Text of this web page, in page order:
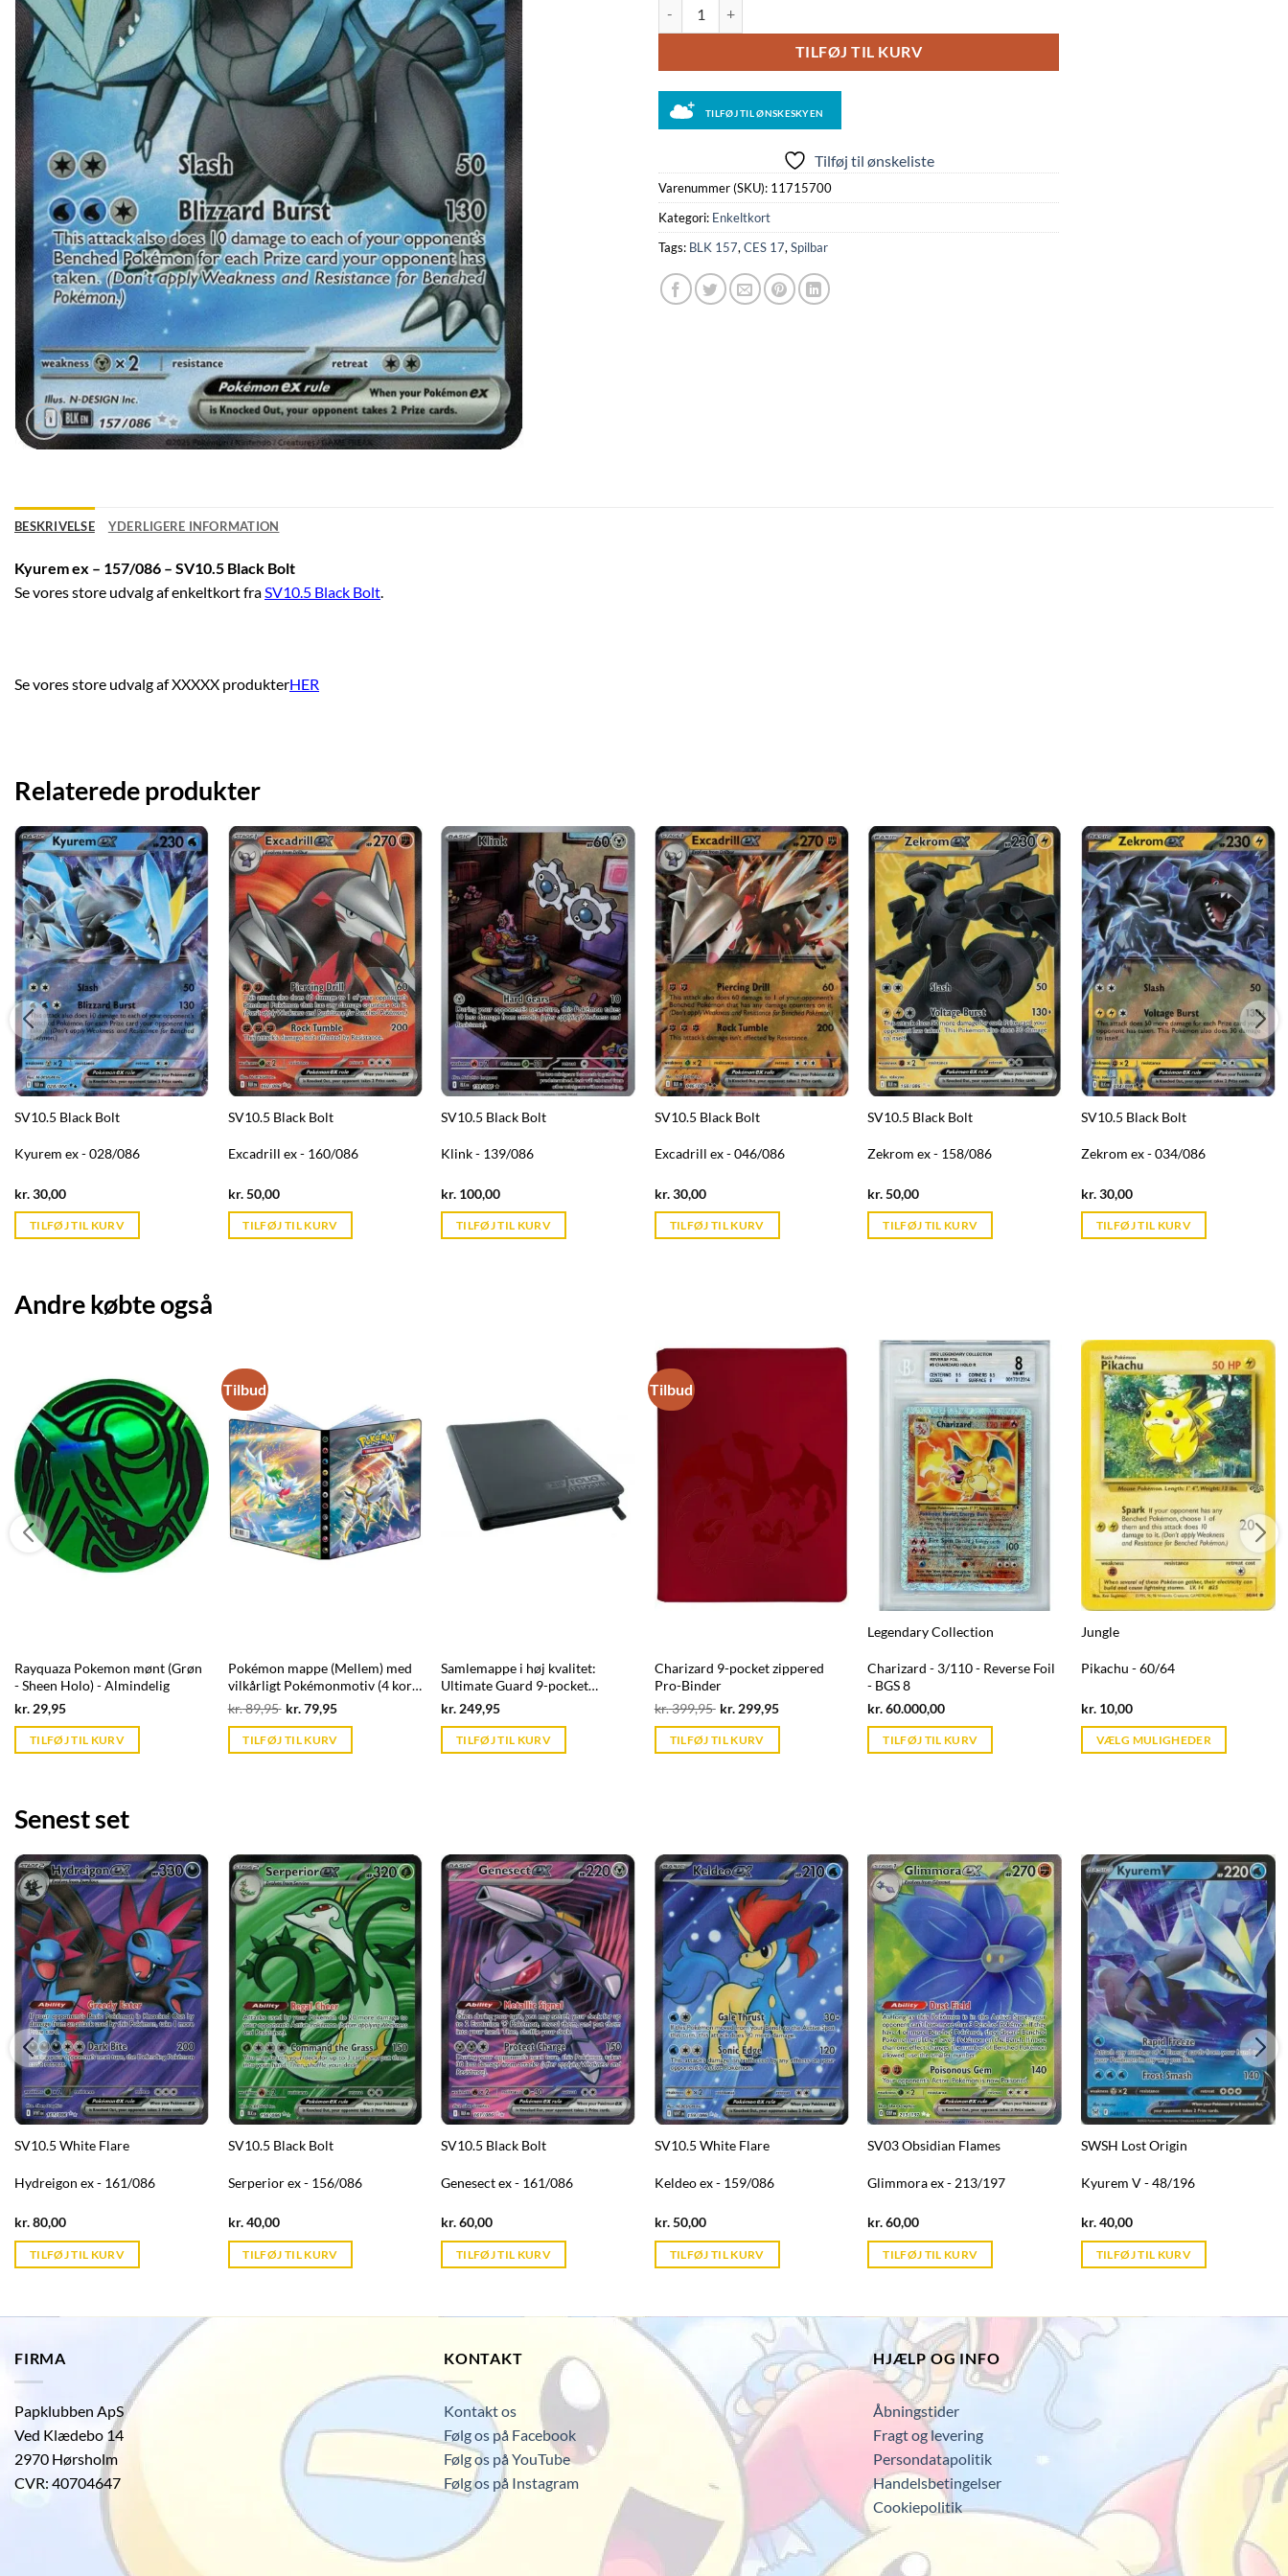
TILFØJ TIL KURV
TILFØJ TIL ØNSKESKYEN
Tilføj til ønskeliste
Varenummer (SKU): 11715700
Kategori: Enkeltkort
Tags: BLK 157, CES 17, Spilbar
BESKRIVELSE YDERLIGERE INFORMATION
Kyurem ex – 157/086 – SV10.5 Black Bolt
Se vores store udvalg af enkeltkort fraSV10.5 Black Bolt.
Se vores store udvalg af XXXXX produkterHER
Relaterede produkter
SV10.5 Black Bolt
Kyurem ex - 028/086
kr.30,00Current
is:
kr. 39,95.
TILFØJ TIL KURV
SV10.5 Black Bolt
Excadrill ex - 160/086
kr.50,00Current
is:
kr. 39,95.
TILFØJ TIL KURV
SV10.5 Black Bolt
Klink - 139/086
kr. 100,00Current
is:
kr. 39,95.
TILFØJ TIL KURV
SV10.5 Black Bolt
Excadrill ex - 046/086
kr.30,00Current
is:
kr. 39,95.
TILFØJ TIL KURV
SV10.5 Black Bolt
Zekrom ex - 158/086
kr.50,00Current
is:
kr. 39,95.
TILFØJ TIL KURV
SV10.5 Black Bolt
Zekrom ex - 034/086
kr.30,00Current
is:
kr. 39,95.
TILFØJ TIL KURV
Andre købte også
Rayquaza Pokemon mønt (Grøn
- Sheen Holo) - Almindelig
kr. 29,95Current
is:
kr. 39,95.
TILFØJ TIL KURV
Tilbud
Pokémon mappe (Mellem) med
vilkårligt Pokémonmotiv (4 kort
pr. side)
kr.89,95 Original
was:
kr. 89,95.
kr.79,95Current
is:
TILFØJ TIL KURV
Samlemappe i høj kvalitet:
Ultimate Guard 9-pocket
ZipFolio XenoSkin - Sort
kr. 249,95Current
is:
kr. 39,95.
TILFØJ TIL KURV
Tilbud
Charizard 9-pocket zippered
Pro-Binder
kr.399,95 Original
was:
kr. 399,95.
kr. 299,95Current
TILFØJ TIL KURV
Legendary Collection
Charizard - 3/110 - Reverse Foil
- BGS 8
kr.60.000,00Current
is:
kr. 39,95.
TILFØJ TIL KURV
Jungle
Pikachu - 60/64
kr.10,00Current
is:
kr. 39,95.
VÆLG MULIGHEDER
Senest set
SV10.5 White Flare
Hydreigon ex - 161/086
kr.80,00Current
is:
kr. 39,95.
TILFØJ TIL KURV
SV10.5 Black Bolt
Serperior ex - 156/086
kr.40,00Current
is:
kr. 39,95.
TILFØJ TIL KURV
SV10.5 Black Bolt
Genesect ex - 161/086
kr.60,00Current
is:
kr. 39,95.
TILFØJ TIL KURV
SV10.5 White Flare
Keldeo ex - 159/086
kr.50,00Current
is:
kr. 39,95.
TILFØJ TIL KURV
SV03 Obsidian Flames
Glimmora ex - 213/197
kr.60,00Current
is:
kr. 39,95.
TILFØJ TIL KURV
SWSH Lost Origin
Kyurem V - 48/196
kr.40,00Current
is:
kr. 39,95.
TILFØJ TIL KURV
FIRMA
Papklubben ApS
Ved Klædebo 14
2970 Hørsholm
CVR: 40704647
KONTAKT
Kontakt os
Følg os på Facebook
Følg os på YouTube
Følg os på Instagram
HJÆLP OG INFO
Åbningstider
Fragt og levering
Persondatapolitik
Handelsbetingelser
Cookiepolitik